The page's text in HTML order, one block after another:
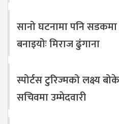
सानो घटनामा पनि
बनाइयोः मिराज ढुंगाना
स्पोर्टस टुरिज्मको लक्ष्य
सचिवमा उम्मेदवारी